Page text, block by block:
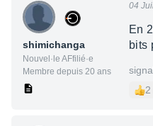
shimichanga
Nouvel·le AFfilié·e
Membre depuis 20 ans
04
En
bits
2